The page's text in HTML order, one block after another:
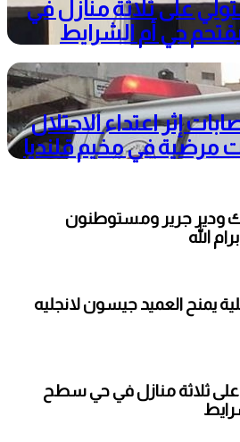
على ثلاثة منازل في
حي أم الشرايط
الأحمر: 8 إصابات إثر اعتداء الاحتلال
مرضية في مخيم قلنديا
ودير جرير ومستوطنون
الله
يمنح العميد جيسون لانجليه
على ثلاثة منازل في حي سطح